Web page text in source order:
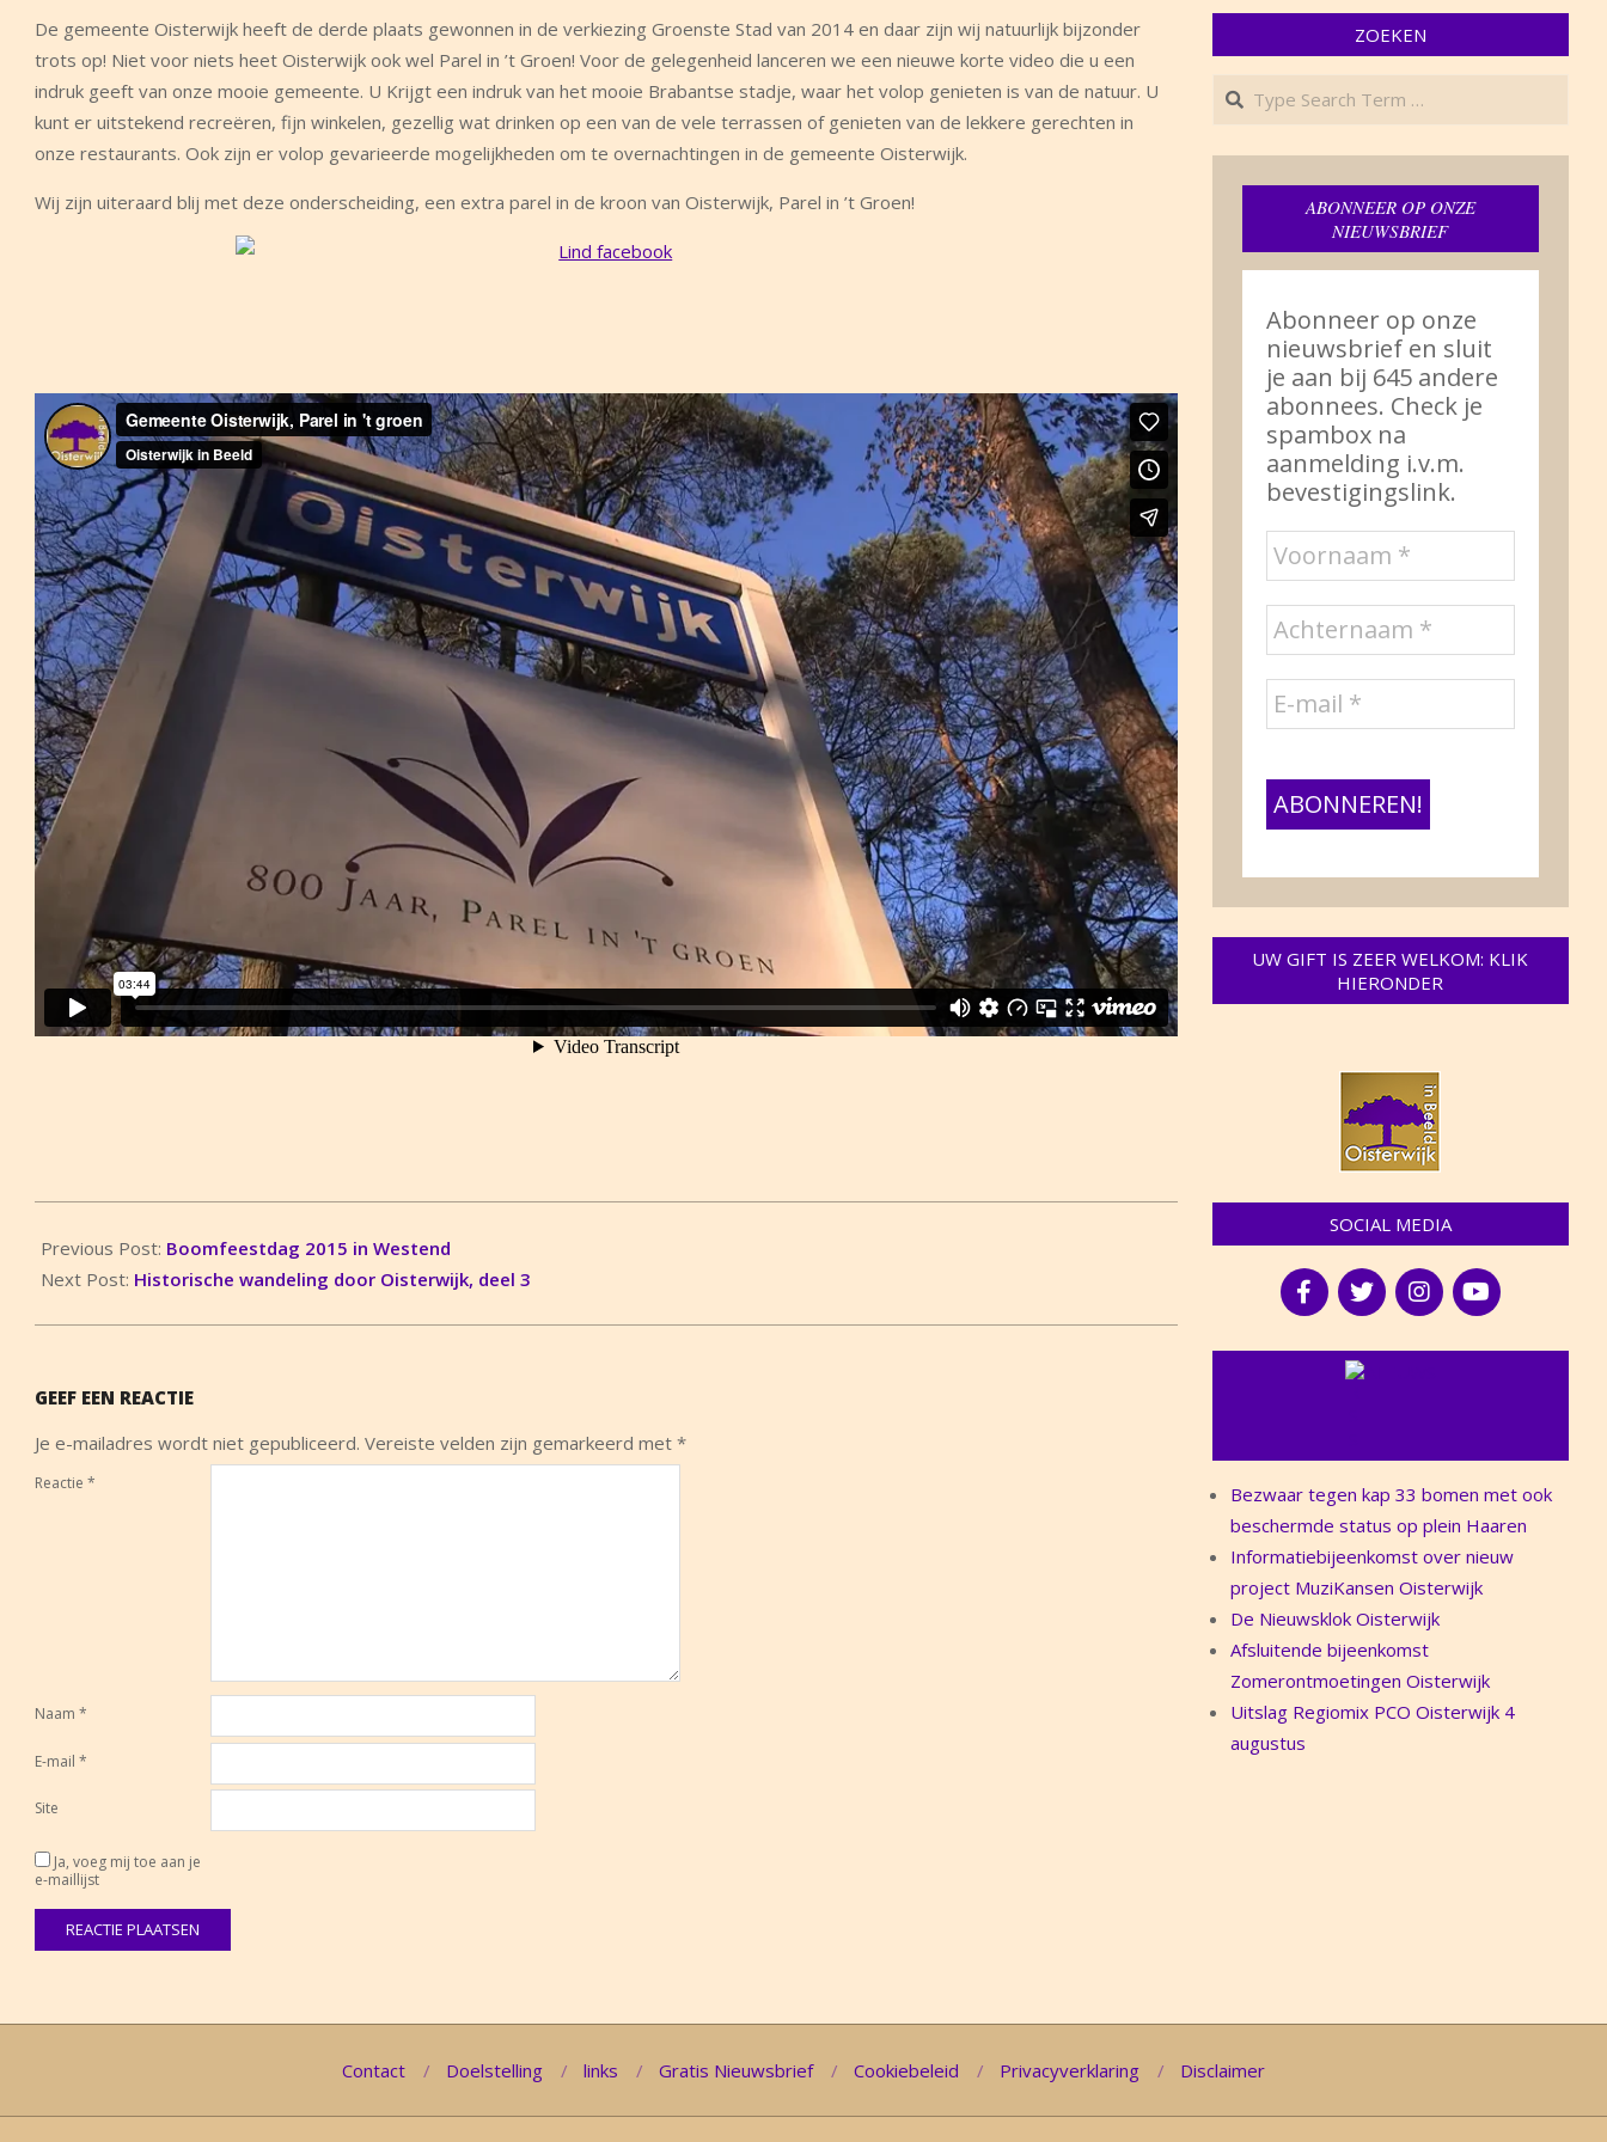
De gemeente Oisterwijk heeft de derde plaats gewonnen in de verkiezing Groenste Stad van 2014 en daar zijn wij natuurlijk bijzonder
trots op! Niet voor niets heet Oisterwijk ook wel Parel in ’t Groen! Voor de gelegenheid lanceren we een nieuwe korte video die u een
indruk geeft van onze mooie gemeente. U Krijgt een indruk van het mooie Brabantse stadje, waar het volop genieten is van de natuur. U
kunt er uitstekend recreëren, fijn winkelen, gezellig wat drinken op een van de vele terrassen of genieten van de lekkere gerechten in
onze restaurants. Ook zijn er volop gevarieerde mogelijkheden om te overnachtingen in de gemeente Oisterwijk.
Wij zijn uiteraard blij met deze onderscheiding, een extra parel in de kroon van Oisterwijk, Parel in ’t Groen!
03-
19
Previous Post: Boomfeestdag 2015 in Westend
Next Post: Historische wandeling door Oisterwijk, deel 3
GEEF EEN REACTIE
Je e-mailadres wordt niet gepubliceerd. Vereiste velden zijn gemarkeerd met *
Reactie *
Naam *
E-mail *
Site
Ja, voeg mij toe aan je
e-maillijst
ZOEKEN
Search
ABONNEER OP ONZE
NIEUWSBRIEF
Abonneer op onze
nieuwsbrief en sluit
je aan bij 645 andere
abonnees. Check je
spambox na
aanmelding i.v.m.
bevestigingslink.
UW GIFT IS ZEER WELKOM: KLIK
HIERONDER
SOCIAL MEDIA
Bezwaar tegen kap 33 bomen met ook
beschermde status op plein Haaren
Informatiebijeenkomst over nieuw
project MuziKansen Oisterwijk
De Nieuwsklok Oisterwijk
Afsluitende bijeenkomst
Zomerontmoetingen Oisterwijk
Uitslag Regiomix PCO Oisterwijk 4
augustus
Contact Doelstelling links Gratis Nieuwsbrief Cookiebeleid Privacyverklaring Disclaimer